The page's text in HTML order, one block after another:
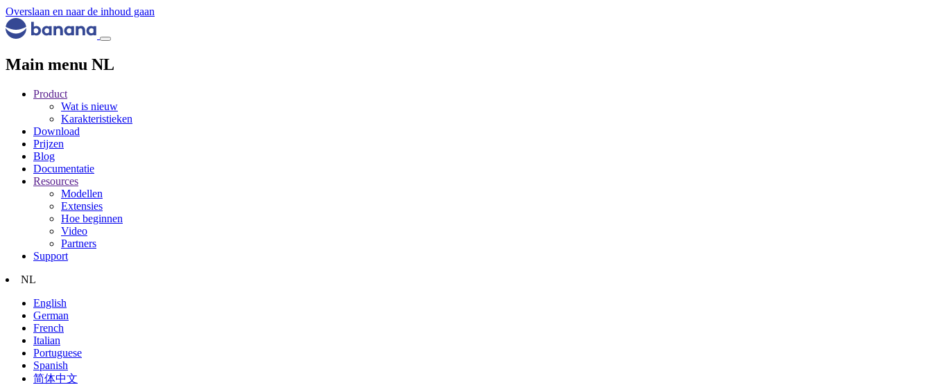
Overslaan en naar de inhoud gaan
Main menu NL
Product
Wat is nieuw
Karakteristieken
Download
Prijzen
Blog
Documentatie
Resources
Modellen
Extensies
Hoe beginnen
Video
Partners
Support
NL
English
German
French
Italian
Portuguese
Spanish
简体中文